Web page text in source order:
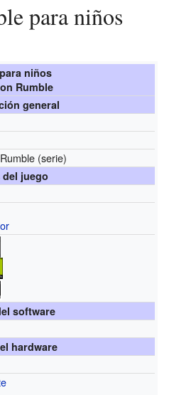
para niños
niños
Rumble
general
(serie)
del juego
software
hardware